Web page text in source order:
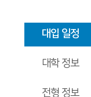
대입 일정
대학 정보
전형 정보